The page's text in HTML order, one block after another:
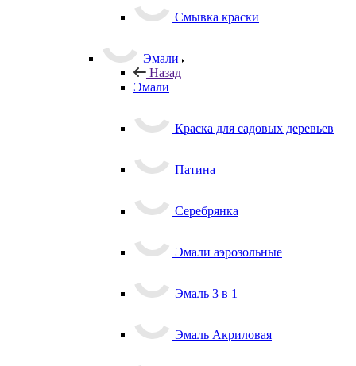
Смывка краски
Эмали
Назад
Эмали
Краска для садовых деревьев
Патина
Серебрянка
Эмали аэрозольные
Эмаль 3 в 1
Эмаль Акриловая